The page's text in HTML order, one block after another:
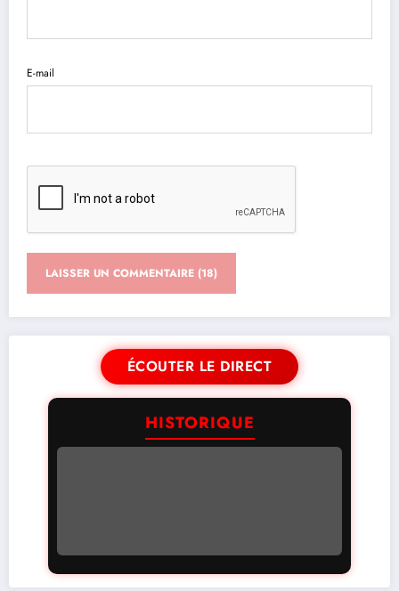
E-mail
ÉCOUTER LE DIRECT
HISTORIQUE